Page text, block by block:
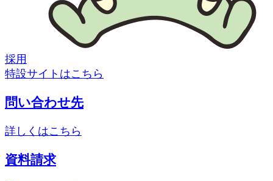
採用
特設サイトはこちら
問い合わせ先
詳しくはこちら
資料請求